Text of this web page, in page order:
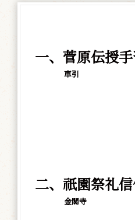
一、菅原伝授
車引
二、祇園祭礼
金閣寺